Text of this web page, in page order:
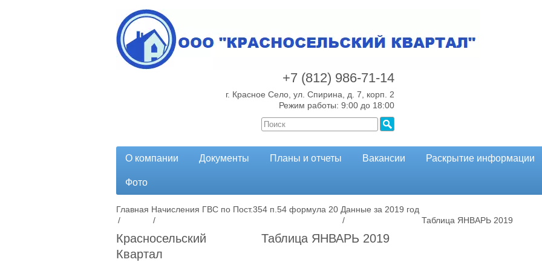
+7 (812) 986-71-14
г. Красное Село, ул. Спирина, д. 7, корп. 2
Режим работы: 9:00 до 18:00
О компании Документы Планы и отчеты Вакансии Раскрытие информации
Фото
Главная
/
Начисления ГВС по Пост.354 п.54 формула 20
/
Данные за 2019 год
/
Таблица ЯНВАРЬ 2019
Красносельский
Квартал
Таблица ЯНВАРЬ 2019